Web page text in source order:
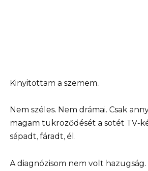
Kinyitottam a szemem.
Nem széles. Nem drámai. Csak
magam tükröződését a sötét TV-
sápadt, fáradt, él.
A diagnózisom nem volt hazugság.